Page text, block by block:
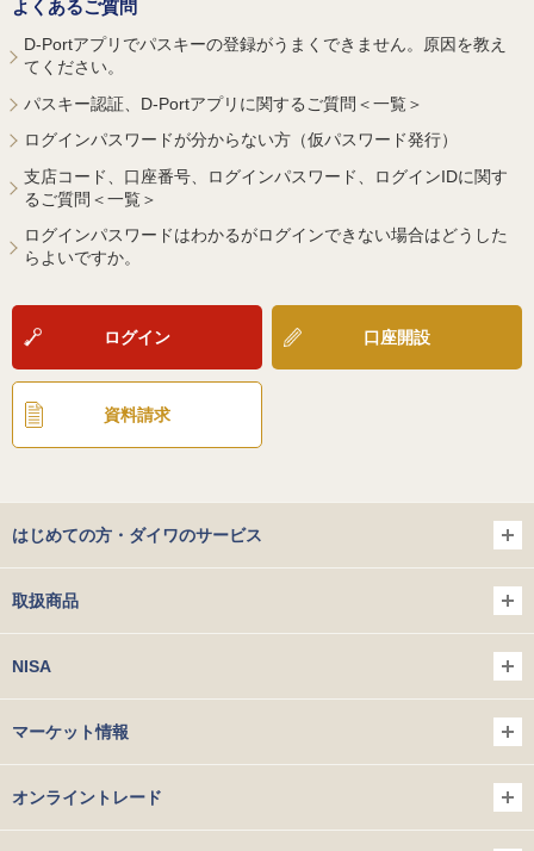
よくあるご質問
D-Portアプリでパスキーの登録がうまくできません。原因を教え
てください。
パスキー認証、D-Portアプリに関するご質問＜一覧＞
ログインパスワードが分からない方（仮パスワード発行）
支店コード、口座番号、ログインパスワード、ログインIDに関す
るご質問＜一覧＞
ログインパスワードはわかるがログインできない場合はどうした
らよいですか。
ログイン 口座開設
資料請求
はじめての方・ダイワのサービス
取扱商品
NISA
マーケット情報
オンライントレード